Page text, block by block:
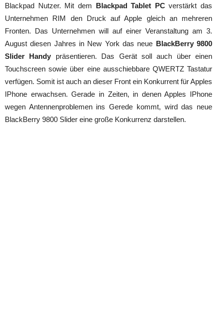
Blackpad Nutzer. Mit dem Blackpad Tablet PCverstärkt das
Unternehmen RIM den Druck auf Apple gleich an mehreren
Fronten. Das Unternehmen will auf einer Veranstaltung am 3.
August diesen Jahres in New York das neue BlackBerry 9800
Slider Handy präsentieren. Das Gerät soll auch über einen
Touchscreen sowie über eine ausschiebbare QWERTZ Tastatur
verfügen. Somit ist auch an dieser Front ein Konkurrent für Apples
IPhone erwachsen. Gerade in Zeiten, in denen Apples IPhone
wegen Antennenproblemen ins Gerede kommt, wird das neue
BlackBerry 9800 Slider eine große Konkurrenz darstellen.